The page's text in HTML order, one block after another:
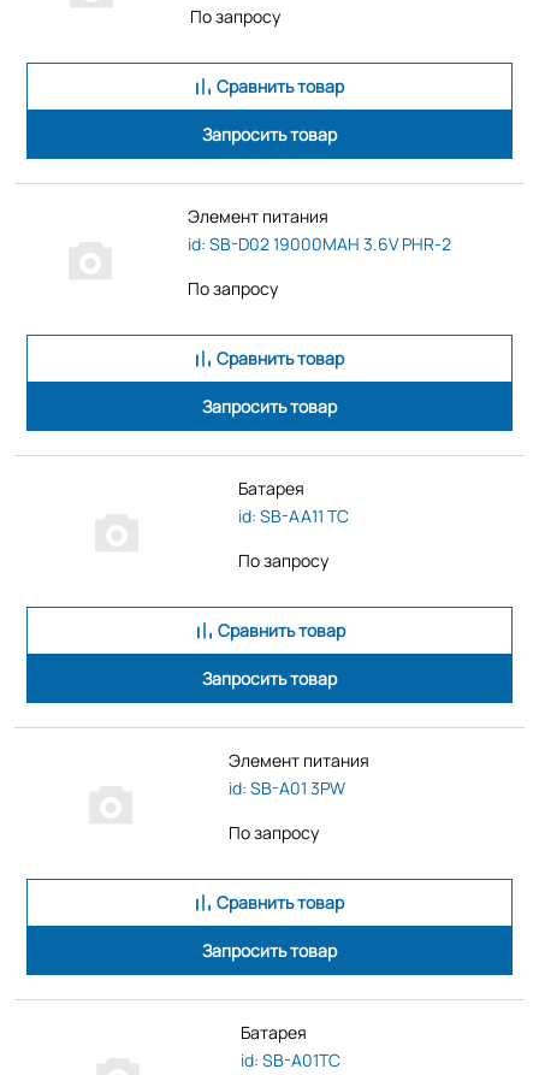
По запросу
Сравнить товар
Запросить товар
Элемент питания
id: SB-D02 19000MAH 3.6V PHR-2
По запросу
Сравнить товар
Запросить товар
Батарея
id: SB-AA11 TC
По запросу
Сравнить товар
Запросить товар
Элемент питания
id: SB-A01 3PW
По запросу
Сравнить товар
Запросить товар
Батарея
id: SB-A01TC